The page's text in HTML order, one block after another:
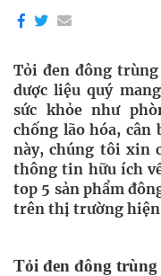
Tỏi đen đông
dược liệu quý
sức khỏe như
chống lão hóa,
này, chúng tôi xin
thông tin hữu ích
top 5 sản phẩm
trên thị trường hiện
Tỏi đen đông